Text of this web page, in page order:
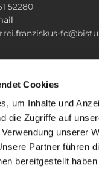
Cookies
um Inhalte und
die Zugriffe auf
unserer
Partner führen
bereitgestellt
52280
Impressum